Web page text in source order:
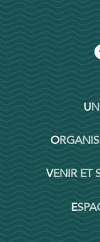
VENIR